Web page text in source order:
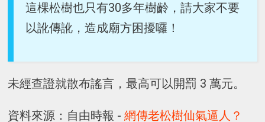
這棵松樹也只有30多年樹齡，請大家不要
以訛傳訛，造成廟方困擾囉！
未經查證就散布謠言，最高可以開罰 3 萬元。
資料來源：自由時報 -網傳老松樹仙氣逼人？